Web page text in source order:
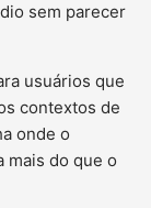
sem parecer
usuários que
contextos de
onde o
mais do que o